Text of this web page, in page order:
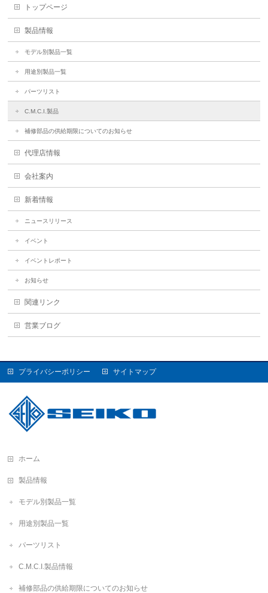
トップページ
製品情報
モデル別製品一覧
用途別製品一覧
パーツリスト
C.M.C.I.製品
補修部品の供給期限についてのお知らせ
代理店情報
会社案内
新着情報
ニュースリリース
イベント
イベントレポート
お知らせ
関連リンク
営業ブログ
プライバシーポリシー サイトマップ
ホーム
製品情報
モデル別製品一覧
用途別製品一覧
パーツリスト
C.M.C.I.製品情報
補修部品の供給期限についてのお知らせ